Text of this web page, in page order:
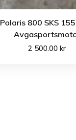
Polaris 800 SKS
2 500.00kr